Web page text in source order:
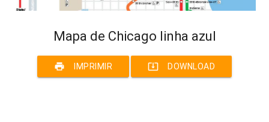
Mapa de Chicago linha azul
print IMPRIMIR system_update_alt DOWNLOAD